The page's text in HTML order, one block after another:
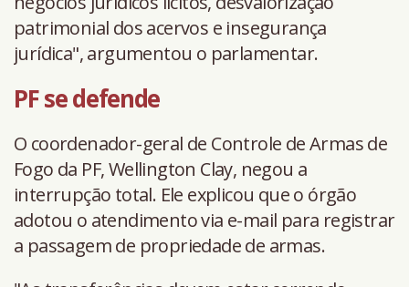
patrimonial dos acervos e insegurança
jurídica", argumentou o parlamentar.
PF se defende
O coordenador-geral de Controle de Armas de
Fogo da PF, Wellington Clay, negou a
interrupção total. Ele explicou que o órgão
adotou o atendimento via e-mail para registrar
a passagem de propriedade de armas.